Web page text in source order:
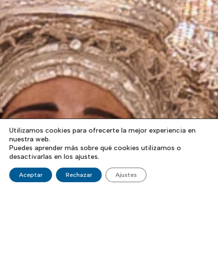
Utilizamos cookies para ofrecerte la mejor experiencia en
nuestra web.
Puedes aprender más sobre qué cookies utilizamos o
desactivarlas en los ajustes.
Aceptar Rechazar Ajustes